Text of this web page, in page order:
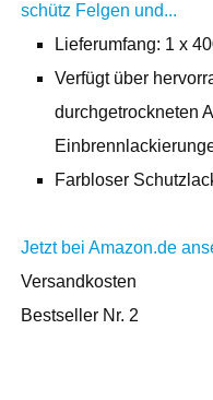
schütz Felgen und...
Lieferumfang: 1 x
Verfügt über
durchgetrockneten
Farbloser
Jetzt bei Amazon.de
Versandkosten
Bestseller Nr. 2